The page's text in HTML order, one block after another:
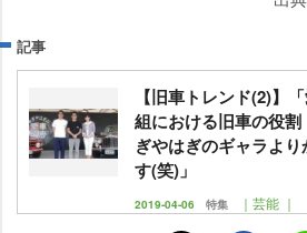
記事
【旧車トレンド(2)】
組における旧車の役
ぎやはぎのギャラよ
す(笑)」
2019-04-06 特集 ｜芸能 ｜